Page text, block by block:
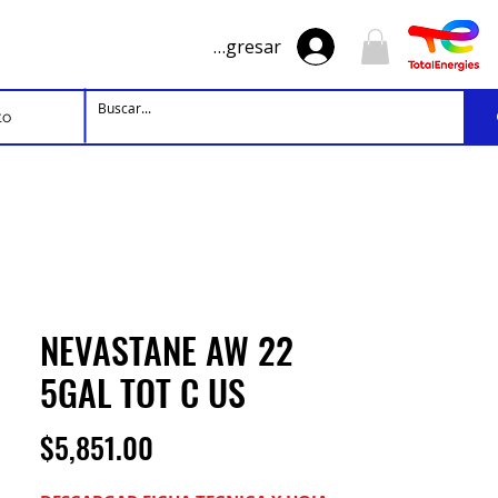
Ingresar
NEVASTANE AW 22
5GAL TOT C US
$5,851.00